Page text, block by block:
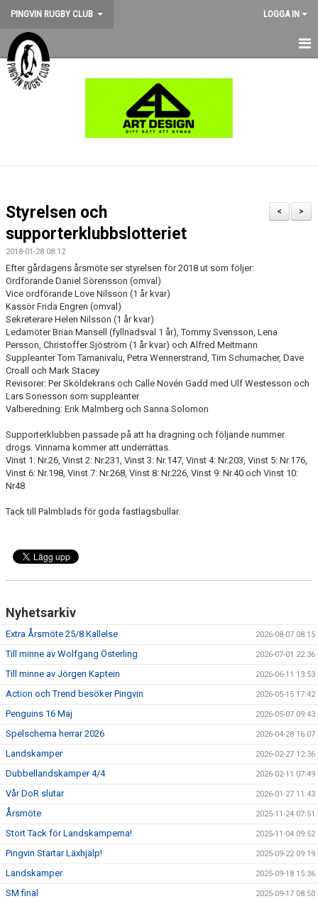
PINGVIN RUGBY CLUB LOGGA IN
HEM
BILDGALLERI
MATCHER
ÖVRIGT
ENGLISH
WEBSHOP
ANTIDOPING
LIU GYMNASIUM-RUGBY
>
<
Styrelsen och
supporterklubbslotteriet
2018-01-28 08:12
Efter gårdagens årsmöte ser styrelsen för 2018 ut som följer:
Ordförande Daniel Sörensson (omval)
Vice ordförande Love Nilsson (1 år kvar)
Kassör Frida Engren (omval)
Sekreterare Helen Nilsson (1 år kvar)
Ledamöter Brian Mansell (fyllnadsval 1 år), Tommy Svensson, Lena
Persson, Christoffer Sjöström (1 år kvar) och Alfred Meitmann
Suppleanter Tom Tamanivalu, Petra Wennerstrand, Tim Schumacher, Dave
Croall och Mark Stacey
Revisorer: Per Sköldekrans och Calle Novén Gadd med Ulf Westesson och
Lars Sonesson som suppleanter
Valberedning: Erik Malmberg och Sanna Solomon
Supporterklubben passade på att ha dragning och följande nummer
drogs. Vinnarna kommer att underrättas.
Vinst 1: Nr.26, Vinst 2: Nr.231, Vinst 3: Nr.147, Vinst 4: Nr.203, Vinst 5: Nr.176,
Vinst 6: Nr.198, Vinst 7: Nr.268, Vinst 8: Nr.226, Vinst 9: Nr.40 och Vinst 10:
Nr48
Tack till Palmblads för goda fastlagsbullar.
Nyhetsarkiv
Extra Årsmöte 25/8 Kallelse 2026-08-07 08:15
Till minne av Wolfgang Österling 2026-07-01 22:36
Till minne av Jörgen Kaptein 2026-06-11 13:53
Action och Trend besöker Pingvin 2026-05-15 17:42
Penguins 16 Maj 2026-05-07 09:43
Spelschema herrar 2026 2026-04-28 16:07
Landskamper 2026-02-27 12:36
Dubbellandskamper 4/4 2026-02-11 07:49
Vår DoR slutar 2026-01-27 11:43
Årsmöte 2025-11-24 07:51
Stort Tack för Landskamperna! 2025-11-04 09:52
Pingvin Startar Läxhjälp! 2025-09-22 09:19
Landskamper 2025-09-18 15:36
SM final 2025-09-17 08:50